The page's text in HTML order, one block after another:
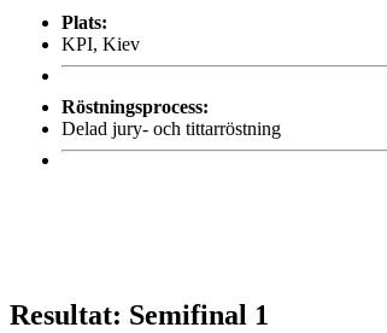
Plats:
KPI, Kiev
Röstningsprocess:
Delad jury- och tittarröstning
Resultat: Semifinal 1